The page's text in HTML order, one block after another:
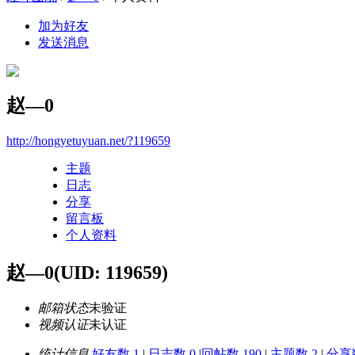
加为好友
发送消息
赵—0
http://hongyetuyuan.net/?119659
主题
日志
分享
留言板
个人资料
赵—0(UID: 119659)
邮箱状态未验证
视频认证未认证